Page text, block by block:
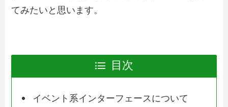
てみたいと思います。
目次
イベント系インターフェースについて